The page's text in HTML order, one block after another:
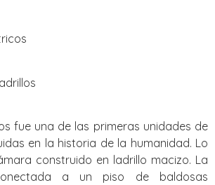
fue una de las primeras unidades de
en la historia de la humanidad. Lo
construido en ladrillo macizo. La
a un piso de baldosas